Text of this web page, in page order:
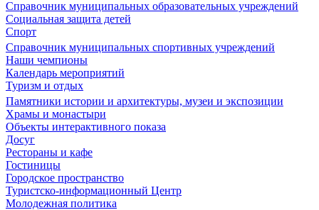
Справочник муниципальных образовательных учреждений
Социальная защита детей
Спорт
Справочник муниципальных спортивных учреждений
Наши чемпионы
Календарь мероприятий
Туризм и отдых
Памятники истории и архитектуры, музеи и экспозиции
Храмы и монастыри
Объекты интерактивного показа
Досуг
Рестораны и кафе
Гостиницы
Городское пространство
Туристско-информационный Центр
Молодежная политика